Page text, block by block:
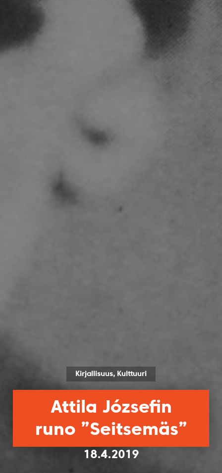
Kirjallisuus, Kulttuuri
Attila Józsefin
runo ”Seitsemäs”
18.4.2019